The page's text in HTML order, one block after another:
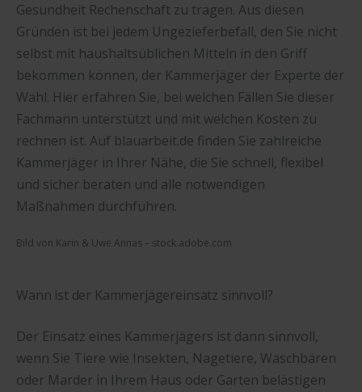
Gesundheit Rechenschaft zu tragen. Aus diesen
Gründen ist bei jedem Ungezieferbefall, den Sie nicht
selbst mit haushaltsüblichen Mitteln in den Griff
bekommen können, der Kammerjäger der Experte der
Wahl. Hier erfahren Sie, bei welchen Fällen Sie dieser
Fachmann unterstützt und mit welchen Kosten zu
rechnen ist. Auf blauarbeit.de finden Sie zahlreiche
Kammerjäger in Ihrer Nähe, die Sie schnell, flexibel
und sicher beraten und alle notwendigen
Maßnahmen durchführen.
Bild von Karin & Uwe Annas – stock.adobe.com
Wann ist der Kammerjägereinsatz sinnvoll?
Der Einsatz eines Kammerjägers ist dann sinnvoll,
wenn Sie Tiere wie Insekten, Nagetiere, Waschbären
oder Marder in Ihrem Haus oder Garten belästigen